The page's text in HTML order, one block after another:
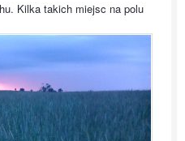
Kilka takich miejsc na polu